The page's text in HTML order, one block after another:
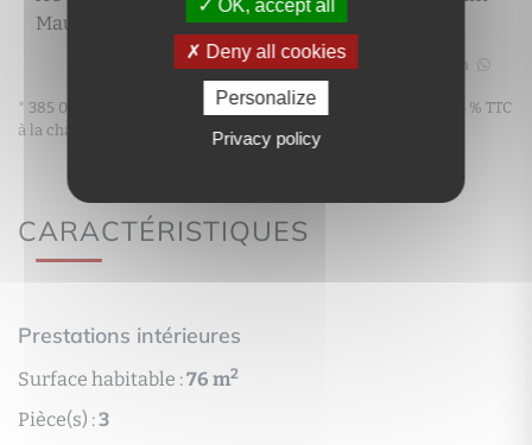
Maur - Créteil.
* 385 000 € honoraires exclus - Honoraires maximums de 3.64 % TTC
à la charge de l'acquéreur
CARACTÉRISTIQUES
Prestations intérieures
Surface habitable :76 m2
Pièce(s) :3
OK, accept all
Deny all cookies
Personalize
Privacy policy